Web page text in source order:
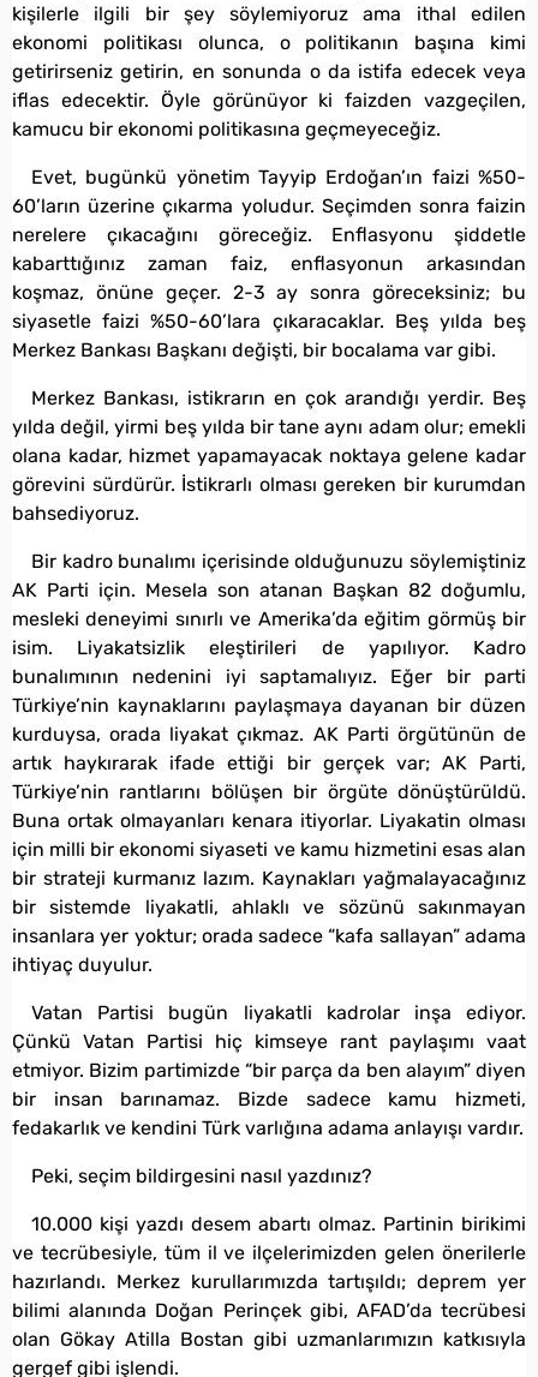
kişilerle ilgili bir şey söylemiyoruz ama ithal edilen
ekonomi politikası olunca, o politikanın başına kimi
getirirseniz getirin, en sonunda o da istifa edecek veya
iflas edecektir. Öyle görünüyor ki faizden vazgeçilen,
kamucu bir ekonomi politikasına geçmeyeceğiz.
Evet, bugünkü yönetim Tayyip Erdoğan’ın faizi %50-
60’ların üzerine çıkarma yoludur. Seçimden sonra faizin
nerelere çıkacağını göreceğiz. Enflasyonu şiddetle
kabarttığınız zaman faiz, enflasyonun arkasından
koşmaz, önüne geçer. 2-3 ay sonra göreceksiniz; bu
siyasetle faizi %50-60’lara çıkaracaklar. Beş yılda beş
Merkez Bankası Başkanı değişti, bir bocalama var gibi.
Merkez Bankası, istikrarın en çok arandığı yerdir. Beş
yılda değil, yirmi beş yılda bir tane aynı adam olur; emekli
olana kadar, hizmet yapamayacak noktaya gelene kadar
görevini sürdürür. İstikrarlı olması gereken bir kurumdan
bahsediyoruz.
Bir kadro bunalımı içerisinde olduğunuzu söylemiştiniz
AK Parti için. Mesela son atanan Başkan 82 doğumlu,
mesleki deneyimi sınırlı ve Amerika’da eğitim görmüş bir
isim. Liyakatsizlik eleştirileri de yapılıyor. Kadro
bunalımının nedenini iyi saptamalıyız. Eğer bir parti
Türkiye’nin kaynaklarını paylaşmaya dayanan bir düzen
kurduysa, orada liyakat çıkmaz. AK Parti örgütünün de
artık haykırarak ifade ettiği bir gerçek var; AK Parti,
Türkiye’nin rantlarını bölüşen bir örgüte dönüştürüldü.
Buna ortak olmayanları kenara itiyorlar. Liyakatin olması
için milli bir ekonomi siyaseti ve kamu hizmetini esas alan
bir strateji kurmanız lazım. Kaynakları yağmalayacağınız
bir sistemde liyakatli, ahlaklı ve sözünü sakınmayan
insanlara yer yoktur; orada sadece “kafa sallayan” adama
ihtiyaç duyulur.
Vatan Partisi bugün liyakatli kadrolar inşa ediyor.
Çünkü Vatan Partisi hiç kimseye rant paylaşımı vaat
etmiyor. Bizim partimizde “bir parça da ben alayım” diyen
bir insan barınamaz. Bizde sadece kamu hizmeti,
fedakarlık ve kendini Türk varlığına adama anlayışı vardır.
Peki, seçim bildirgesini nasıl yazdınız?
10.000 kişi yazdı desem abartı olmaz. Partinin birikimi
ve tecrübesiyle, tüm il ve ilçelerimizden gelen önerilerle
hazırlandı. Merkez kurullarımızda tartışıldı; deprem yer
bilimi alanında Doğan Perinçek gibi, AFAD’da tecrübesi
olan Gökay Atilla Bostan gibi uzmanlarımızın katkısıyla
gergef gibi işlendi.